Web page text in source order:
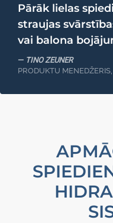
Pārāk lielas
straujas
vai balona
TINO ZEUNER
PRODUKTU